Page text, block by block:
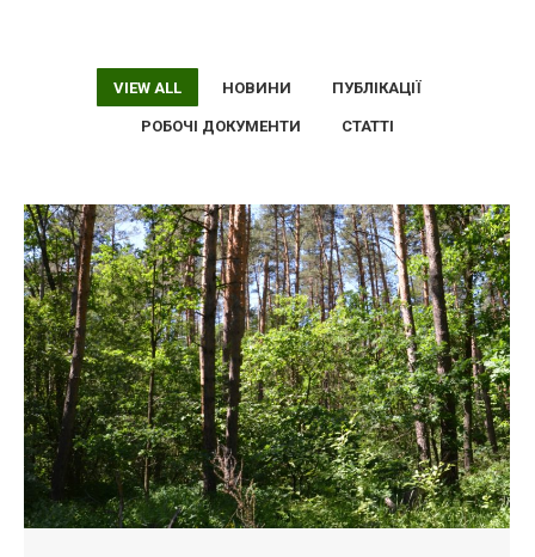
VIEW ALL НОВИНИ ПУБЛІКАЦІЇ
РОБОЧІ ДОКУМЕНТИ СТАТТІ